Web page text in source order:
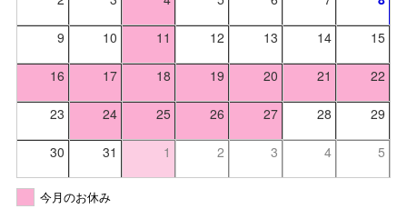
9 10 11 12 13 14 15
16 17 18 19 20 21 22
23 24 25 26 27 28 29
30 31 1 2 3 4 5
今月のお休み